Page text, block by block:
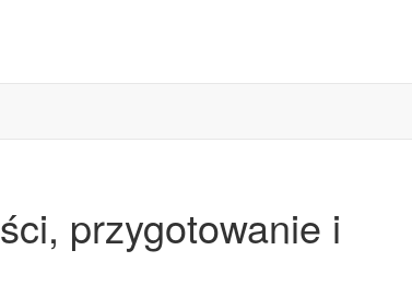
przygotowanie i